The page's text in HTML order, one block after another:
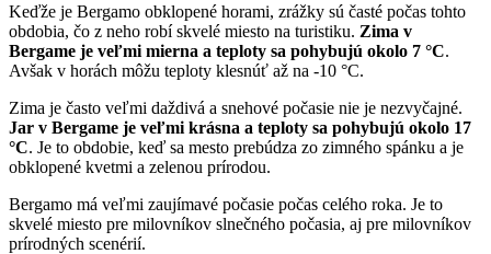
Keďže je Bergamo obklopené horami, zrážky sú časté počas tohto
obdobia, čo z neho robí skvelé miesto na turistiku. Zima v
Bergame je veľmi mierna a teploty sa pohybujú okolo 7 °C.
Avšak v horách môžu teploty klesnúť až na -10 °C.
Zima je často veľmi daždivá a snehové počasie nie je nezvyčajné.
Jar v Bergame je veľmi krásna a teploty sa pohybujú okolo 17
°C. Je to obdobie, keď sa mesto prebúdza zo zimného spánku a je
obklopené kvetmi a zelenou prírodou.
Bergamo má veľmi zaujímavé počasie počas celého roka. Je to
skvelé miesto pre milovníkov slnečného počasia, aj pre milovníkov
prírodných scenérií.